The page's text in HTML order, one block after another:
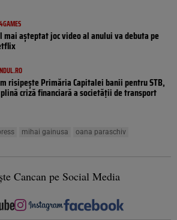
mai așteptat joc video al anului va debuta pe
risipește Primăria Capitalei banii pentru STB,
criză financiară a societății de transport
mihai gainusa oana paraschiv
Cancan pe Social Media